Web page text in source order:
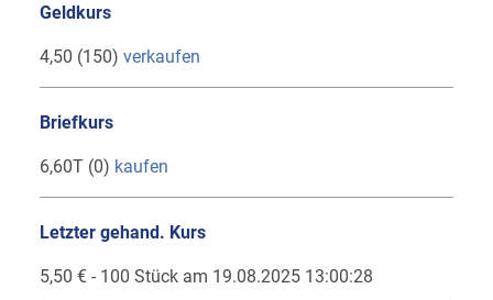
Geldkurs
4,50 (150) verkaufen
Briefkurs
6,60T (0) kaufen
Letzter gehand. Kurs
5,50 € - 100 Stück am 19.08.2025 13:00:28